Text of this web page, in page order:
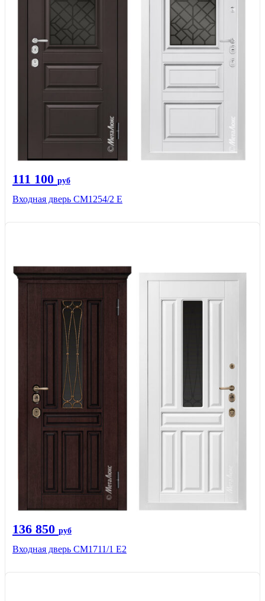
111 100 руб
Входная дверь СМ1254/2 E
136 850 руб
Входная дверь CМ1711/1 Е2